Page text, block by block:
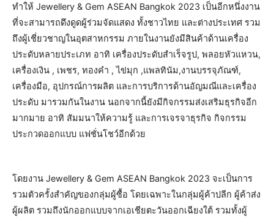
ทำให้ Jewellery & Gem ASEAN Bangkok 2023 เป็นอีกหนึ่งงาน
ที่จะสามารถดึงดูดผู้ร่วมจัดแสดง ทั้งชาวไทย และต่างประเทศ รวม
ถึงผู้เชี่ยวชาญในอุตสาหกรรม ภายในงานยังมีสินค้าด้านเครื่อง
ประดับหลายประเภท อาทิ เครื่องประดับสำเร็จรูป, พลอยหัวแหวน,
เครื่องเงิน , เพชร, ทองคำ , ไข่มุก ,แพลทินัม,งานบรรจุภัณฑ์,
เครื่องมือ, อุปกรณ์การผลิต และการบริการด้านอัญมณีและเครื่อง
ประดับ มารวมกันในงาน นอกจากนี้ยังมีกิจกรรมส่งเสริมธุรกิจอีก
มากมาย อาทิ สัมมนาให้ความรู้ และการเจรจาธุรกิจ กิจกรรม
ประกวดออกแบบ แฟชั่นโชว์อีกด้วย
โดยงาน Jewellery & Gem ASEAN Bangkok 2023 จะเป็นการ
รวมตัวครั้งสำคัญของกลุ่มผู้ซื้อ โดยเฉพาะในกลุ่มผู้ค้าปลีก ผู้ค้าส่ง
ผู้ผลิต รวมถึงนักออกแบบจากเอเชียตะวันออกเฉียงใต้ รวมทั้งผู้